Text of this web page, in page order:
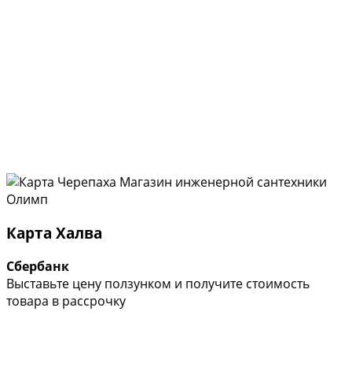
Карта Халва
Сбербанк
Выставьте цену ползунком и получите стоимость
товара в рассрочку